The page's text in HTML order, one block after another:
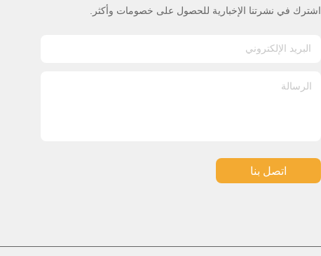
اشترك في نشرتنا الإخبارية للحصول على خصومات وأكثر.
اتصل بنا